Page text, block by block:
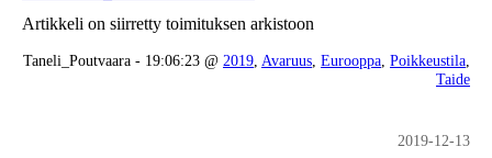
Artikkeli on siirretty toimituksen arkistoon
Taneli_Poutvaara - 19:06:23 @ 2019 Avaruus Eurooppa Poikkeustila
Taide
2019-12-13